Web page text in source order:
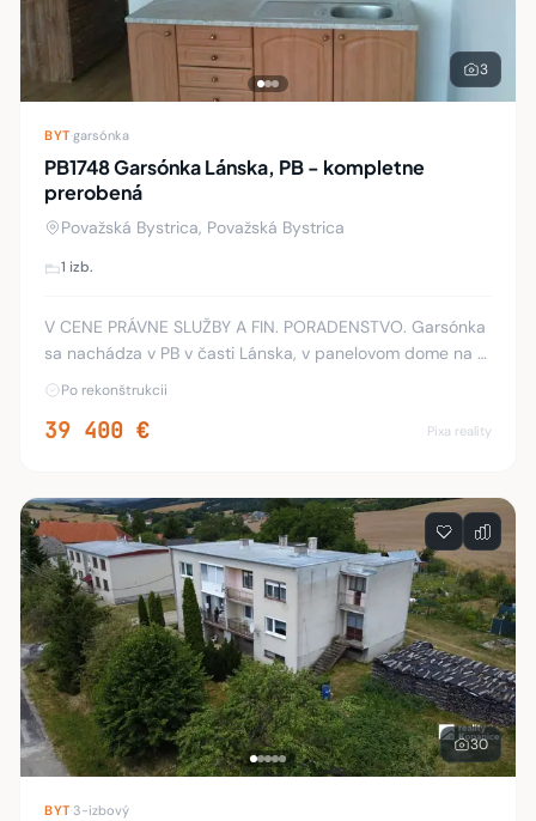
3
BYT·garsónka
PB1748 Garsónka Lánska, PB - kompletne
prerobená
Považská Bystrica, Považská Bystrica
1 izb.
V CENE PRÁVNE SLUŽBY A FIN. PORADENSTVO. Garsónka
sa nachádza v PB v časti Lánska, v panelovom dome na 8.
poschodí s výťahom. Je kompletne zrekonštruovaná:
Po rekonštrukcii
39 400 € Pixa reality
30
BYT·3-izbový